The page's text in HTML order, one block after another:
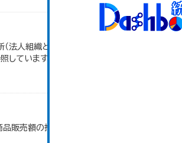
法人組織と個人経営事業所の合計）。 大仙市の統
しています。
販売額の推移」のデータを参照しています。